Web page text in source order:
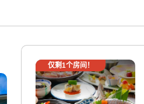
仅剩1个房间！